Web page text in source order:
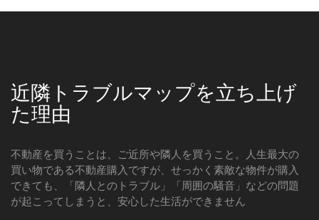
近隣トラブルマップを立ち上げ
た理由
不動産を買うことは、ご近所や隣人を買うこと。人生最大の
買い物である不動産購入ですが、せっかく素敵な物件が購入
できても、「隣人とのトラブル」「周囲の騒音」などの問題
が起こってしまうと、安心した生活ができません